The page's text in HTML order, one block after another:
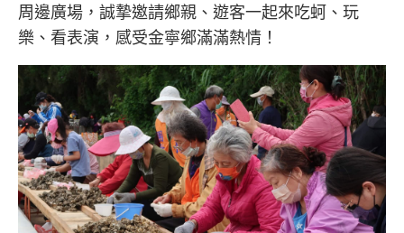
周邊廣場，誠摯邀請鄉親、遊客一起來吃蚵、玩
樂、看表演，感受金寧鄉滿滿熱情！